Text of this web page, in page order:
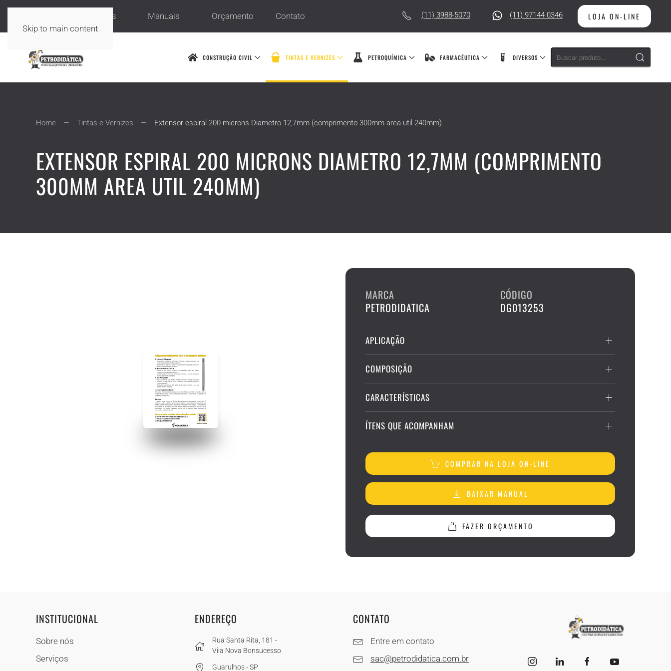
Skip to main content
Serviços Manuais Orçamento Contato (11) 3988-5070 (11) 97144 0346 LOJA ON-LINE
CONSTRUÇÃO CIVIL TINTAS E VERNIZES PETROQUÍMICA FARMACÊUTICA DIVERSOS
Home Tintas e Vernizes Extensor espiral 200 microns Diametro 12,7mm (comprimento 300mm area util 240mm)
EXTENSOR ESPIRAL 200 MICRONS DIAMETRO 12,7MM (COMPRIMENTO
300MM AREA UTIL 240MM)
MARCA
PETRODIDATICA
CÓDIGO
DG013253
APLICAÇÃO
COMPOSIÇÃO
CARACTERÍSTICAS
ÍTENS QUE ACOMPANHAM
COMPRAR NA LOJA ON-LINE
BAIXAR MANUAL
FAZER ORÇAMENTO
INSTITUCIONAL
Sobre nós
Serviços
ENDEREÇO
Rua Santa Rita, 181 -
Vila Nova Bonsucesso
Guarulhos - SP
CONTATO
Entre em contato
sac@petrodidatica.com.br